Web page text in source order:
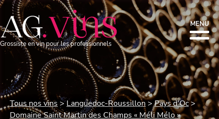
Grossiste en vin pour les professionnels
MENU
Tous nos vins Languedoc-Roussillon
Pays d'Oc
Domaine Saint Martin des Champs « Méli Mélo »